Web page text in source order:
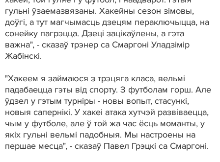
гульні ўзаемазвязаны. Хакейны сезон зімовы,
доўгі, а тут магчымасць дзецям пераключыцца, на
сонейку пагрэцца. Дзеці зацікаўлены, а гэта
важна", - сказаў трэнер са Смаргоні Уладзімір
Жабінскі.
"Хакеем я займаюся з трэцяга класа, вельмі
падабаецца гэты від спорту. З футболам горш. Але
ўдзел у гэтым турніры - новы вопыт, стасункі,
новыя сапернікі. У хакеі атака хутчэй развіваецца,
чым у футболе, але ў той жа час ёсць моманты, у
якіх гульні вельмі падобныя. Мы настроены на
першае месца", - сказаў Павел Грэцкі са Смаргоні.